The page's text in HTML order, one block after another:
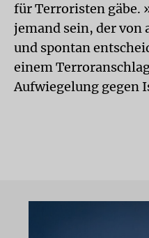
für Terroristen gäbe.
jemand sein, der von
und spontan
einem
Aufwiegelung gegen